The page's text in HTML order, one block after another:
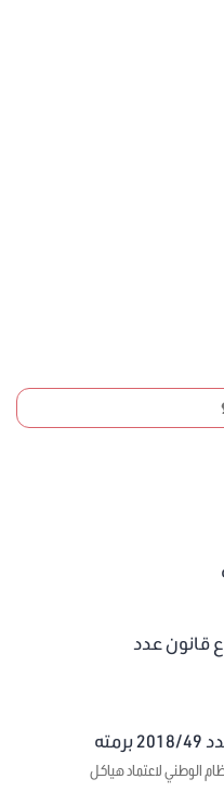
قانون عدد
الوطني لاعتماد هياكل